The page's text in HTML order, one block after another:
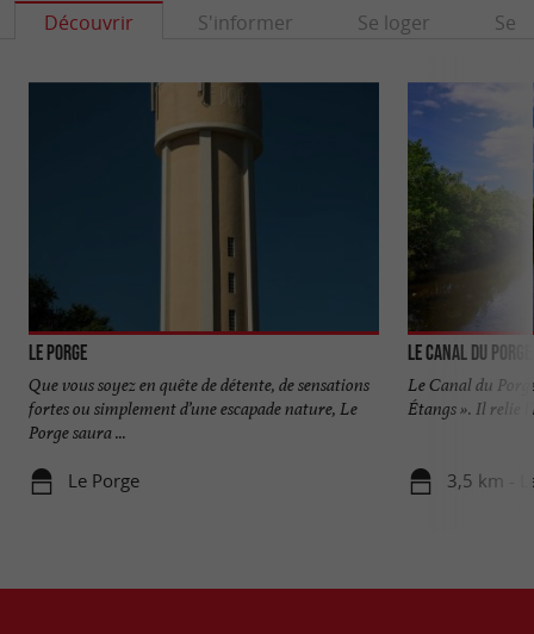
Découvrir S'informer Se loger Se
Le Porge
Que vous soyez en quête de détente, de sensations
fortes ou simplement d’une escapade nature, Le
Porge saura ...
Le Porge
Le canal du Porge
Le Canal du
Étangs ». Il relie
3,5 km -